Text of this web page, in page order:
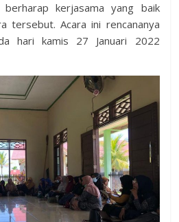
kerjasama yang baik
tersebut. Acara ini rencananya
hari kamis 27 Januari 2022